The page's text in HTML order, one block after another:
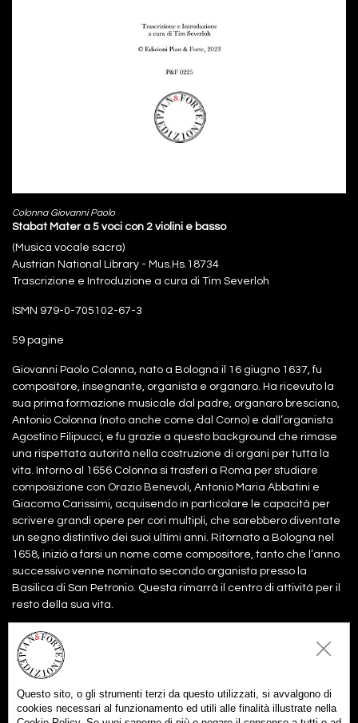
Colonna Giovanni Paolo
Stabat Mater a 5 voci con 2 violini e basso
(Musica vocale sacra)
Austrian National Library - Mus.Hs.18734
Trascrizione e Introduzione a cura di Tim Severloh
ISMN 979-0-705102-67-3
59 pagine
Giovanni Paolo Colonna, nato a Bologna il 16 giugno 1637, fu
compositore, insegnante, organista e organaro. Ha ricevuto la
sua prima formazione musicale dal padre, organaro bresciano,
Antonio Colonna (noto anche come dal Corno) e dall’organista
Agostino Filipucci, e fu grazie a questo background che rimase
una rispettata autorità nella costruzione di organi per tutta la
vita. Intorno al 1656 Colonna si trasferì a Roma per studiare
composizione con Orazio Benevoli, Antonio Maria Abbatini e
Giacomo Carissimi, acquisendo in particolare le capacità per
scrivere grandi opere per cori multipli, che sarebbero diventate
un segno distintivo dei suoi ultimi anni. Ritornato a Bologna nel
1658, iniziò a farsi un nome come compositore, tanto che l’anno
successivo venne nominato secondo organista presso la
Basilica di San Petronio. Questa rimarrà il centro di attività per il
resto della sua vita.
Files:
Partitura
Parti 10,00€ Aggiungi al carrello
Questo sito, o gli strumenti terzi da questo utilizzati, si avvalgono di
cookies necessari al funzionamento ed utili alle finalità illustrate nella